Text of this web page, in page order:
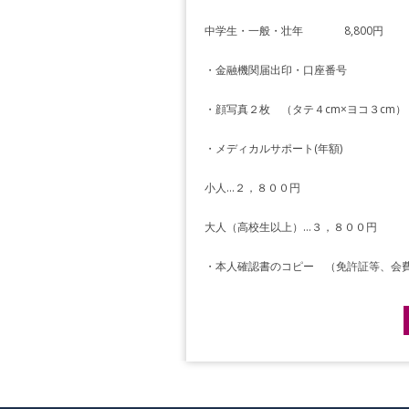
中学生・一般・壮年 8,800円
・金融機関届出印・口座番号
・顔写真２枚 （タテ４cm×ヨコ３cm）
・メディカルサポート(年額)
小人…２，８００円
大人（高校生以上）…３，８００円
・本人確認書のコピー （免許証等、会